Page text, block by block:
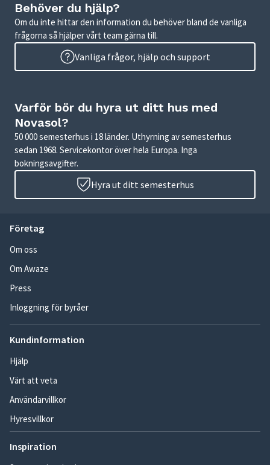
Behöver du hjälp?
Om du inte hittar den information du behöver bland de vanliga
frågorna så hjälper vårt team gärna till.
Vanliga frågor, hjälp och support
Varför bör du hyra ut ditt hus med
Novasol?
50 000 semesterhus i 18 länder. Uthyrning av semesterhus
sedan 1968. Servicekontor över hela Europa. Inga
bokningsavgifter.
Hyra ut ditt semesterhus
Företag
Om oss
Om Awaze
Press
Inloggning för byråer
Kundinformation
Hjälp
Värt att veta
Användarvillkor
Hyresvillkor
Inspiration